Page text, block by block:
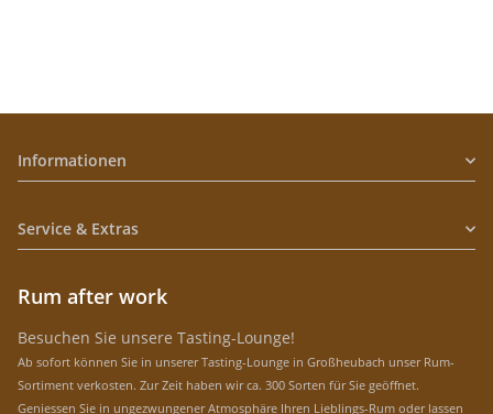
Informationen
Service & Extras
Rum after work
Besuchen Sie unsere Tasting-Lounge!
Ab sofort können Sie in unserer Tasting-Lounge in Großheubach unser Rum-
Sortiment verkosten. Zur Zeit haben wir ca. 300 Sorten für Sie geöffnet.
Geniessen Sie in ungezwungener Atmosphäre Ihren Lieblings-Rum oder lassen